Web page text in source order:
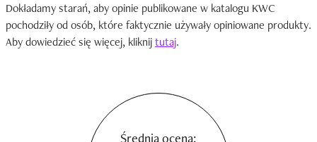
Dokładamy starań, aby opinie publikowane w katalogu KWC
pochodziły od osób, które faktycznie używały opiniowane produkty.
Aby dowiedzieć się więcej, kliknijtutaj.
Średnia ocena: